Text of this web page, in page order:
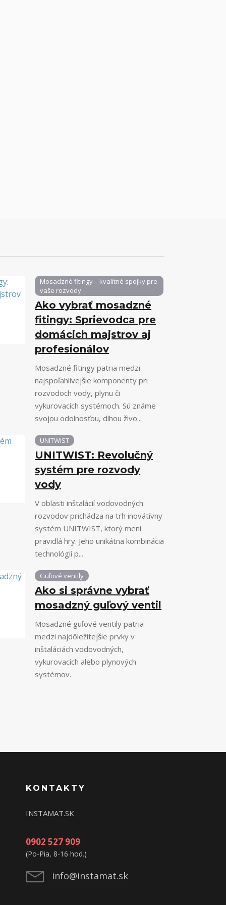
Mosadzné fitingy – kvalitné spojky pre
vaše rozvody
Ako vybrať mosadzné
fitingy: Sprievodca pre
domácich majstrov aj
profesionálov
Mosadzné fitingy patria medzi
najspoľahlivejšie komponenty pri
rozvodoch vody, plynu či
vykurovacích systémoch. Sú známe
svojou odolnosťou, dlhou živo...
UNITWIST
UNITWIST: Revolučný
systém pre rozvody
vody
V oblasti inštalácií vodovodných
rozvodov prichádza na trh inovátívny
systém UNITWIST, ktorý mení
pravidlá hry. Jeho unikátna kombinácia
technológií p...
Guľové ventily
Ako si správne vybrať
mosadzný guľový ventil
Mosadzné guľové ventily patria
medzi najdôležitejšie prvky v
inštaláciách vodovodných,
vykurovacích alebo plynových
systémov.
KONTAKTY
INSTAMAT.SK
0902 527 909
(Po-Pia, 8-16 hod.)
info@instamat.sk